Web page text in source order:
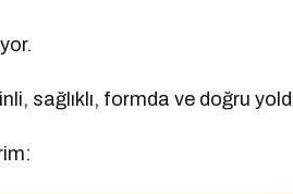
sağlıklı, formda ve doğru